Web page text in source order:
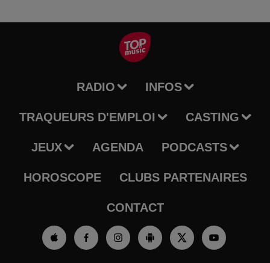
RADIO INFOS
TRAQUEURS D'EMPLOI CASTING
JEUX AGENDA PODCASTS
HOROSCOPE CLUBS PARTENAIRES
CONTACT